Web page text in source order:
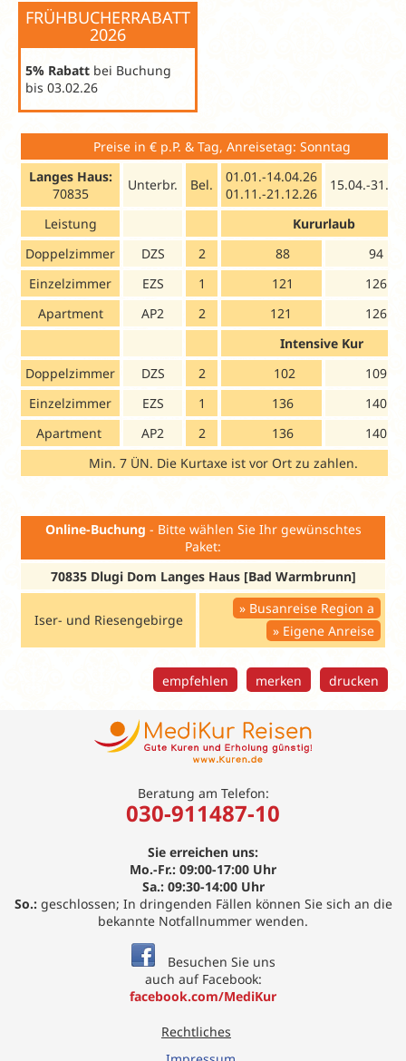
FRÜHBUCHERRABATT
2026
5% Rabatt bei Buchung
bis 03.02.26
Preise in € p.P. & Tag, Anreisetag: Sonntag
Langes Haus:
70835
Unterbr. Bel.
01.01.-14.04.26
01.11.-21.12.26
15.04.-
Leistung
Kururlaub
Doppelzimmer
DZS 2 88
94
Einzelzimmer
EZS 1 121
126
Apartment
AP2 2 121
126
Intensive Kur
Doppelzimmer
DZS 2 102
109
Einzelzimmer
EZS 1 136
140
Apartment
AP2 2 136
140
Min. 7 ÜN. Die Kurtaxe ist vor Ort zu zahlen.
Online-Buchung - Bitte wählen Sie Ihr gewünschtes
Paket:
70835 Dlugi Dom Langes Haus [Bad Warmbrunn]
Iser- und Riesengebirge
Busanreise Region a
Eigene Anreise
drucken
merken
empfehlen
Beratung am Telefon:
030-911487-10
Sie erreichen uns:
Mo.-Fr.: 09:00-17:00 Uhr
Sa.: 09:30-14:00 Uhr
So.:geschlossen; In dringenden Fällen können Sie sich an die
bekannte Notfallnummer wenden.
Besuchen Sie uns
auch auf Facebook:
facebook.com/MediKur
Rechtliches